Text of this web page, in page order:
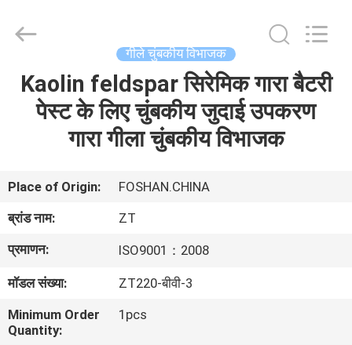
घर
हमारे
बारे
में
कारखाना
भ्रमण
Reserved.
गीले चुंबकीय विभाजक
Kaolin feldspar सिरेमिक गारा बैटरी
पेस्ट के लिए चुंबकीय जुदाई उपकरण
गारा गीला चुंबकीय विभाजक
Place of Origin:
FOSHAN.CHINA
ब्रांड नाम:
ZT
प्रमाणन:
ISO9001：2008
मॉडल संख्या:
ZT220-बीवी-3
Minimum Order
Quantity:
1pcs